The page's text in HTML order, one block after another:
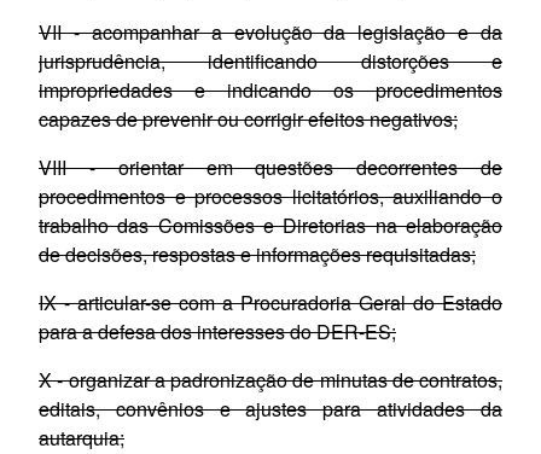
VII - acompanhar a evolução da legislação e da
jurisprudência, identificando distorções e
impropriedades e indicando os procedimentos
capazes de prevenir ou corrigir efeitos negativos;
VIII - orientar em questões decorrentes de
procedimentos e processos licitatórios, auxiliando o
trabalho das Comissões e Diretorias na elaboração
de decisões, respostas e informações requisitadas;
IX - articular-se com a Procuradoria Geral do Estado
para a defesa dos interesses do DER-ES;
X - organizar a padronização de minutas de contratos,
editais, convênios e ajustes para atividades da
autarquia;